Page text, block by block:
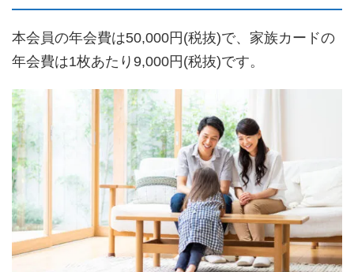
本会員の年会費は50,000円(税抜)で、家族カードの
年会費は1枚あたり9,000円(税抜)です。